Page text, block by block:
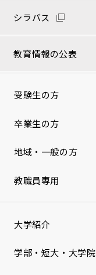
シラバス
教育情報の公表
受験生の方
卒業生の方
地域・一般の方
教職員専用
大学紹介
学部・短大・大学院